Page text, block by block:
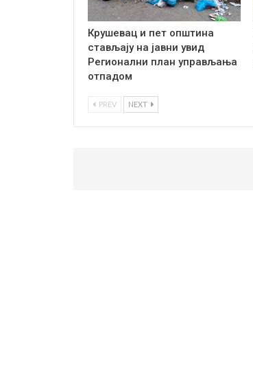
Крушевац и пет општина
стављају на јавни увид
Регионални план управљања
отпадом
PREV NEXT